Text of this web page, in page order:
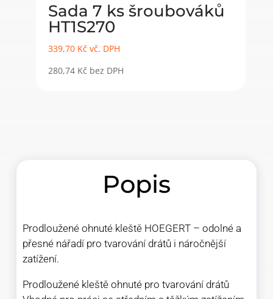
Sada 7 ks šroubováků
HT1S270
339,70 Kč vč. DPH
280,74 Kč bez DPH
Popis
Prodloužené ohnuté kleště HOEGERT – odolné a
přesné nářadí pro tvarování drátů i náročnější
zatížení.
Prodloužené kleště ohnuté pro tvarování drátů